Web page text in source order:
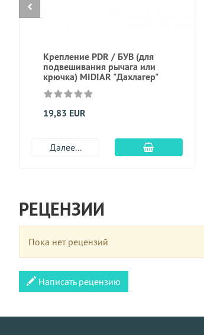
Крепление PDR / БУВ (для
подвешивания рычага или
крючка) MIDIAR "Даxлагер"
19,83 EUR
Далее... Добавить в
РЕЦЕНЗИИ
Пока нет рецензий
Написать рецензию